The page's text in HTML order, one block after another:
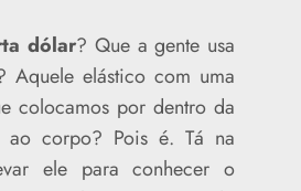
dólar? Que a gente usa
Aquele elástico com uma
colocamos por dentro da
ao corpo? Pois é. Tá na
ele para conhecer o